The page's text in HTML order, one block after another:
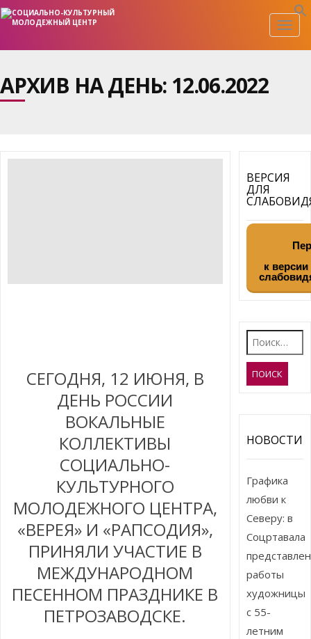
АРХИВ НА ДЕНЬ: 12.06.2022
СЕГОДНЯ, 12 ИЮНЯ, В
ДЕНЬ РОССИИ
ВОКАЛЬНЫЕ
КОЛЛЕКТИВЫ
СОЦИАЛЬНО-
КУЛЬТУРНОГО
МОЛОДЕЖНОГО ЦЕНТРА,
«ВЕРЕЯ» И «РАПСОДИЯ»,
ПРИНЯЛИ УЧАСТИЕ В
МЕЖДУНАРОДНОМ
ПЕСЕННОМ ПРАЗДНИКЕ В
ПЕТРОЗАВОДСКЕ.
ВЕРСИЯ
ДЛЯ
к
Найти:
НОВОСТИ
Графика
любви к
Северу: в
Соцртавала
работы
художницы
с 55-
летним